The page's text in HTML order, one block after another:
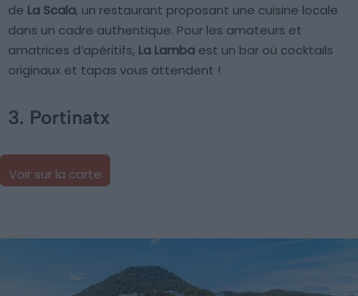
de La Scala, un restaurant proposant une cuisine locale
dans un cadre authentique. Pour les amateurs et
amatrices d’apéritifs, La Lamba est un bar où cocktails
originaux et tapas vous attendent !
3. Portinatx
Voir sur la carte